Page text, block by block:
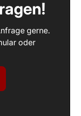
gerne.
oder